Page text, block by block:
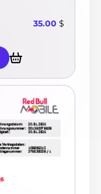
35.00 $